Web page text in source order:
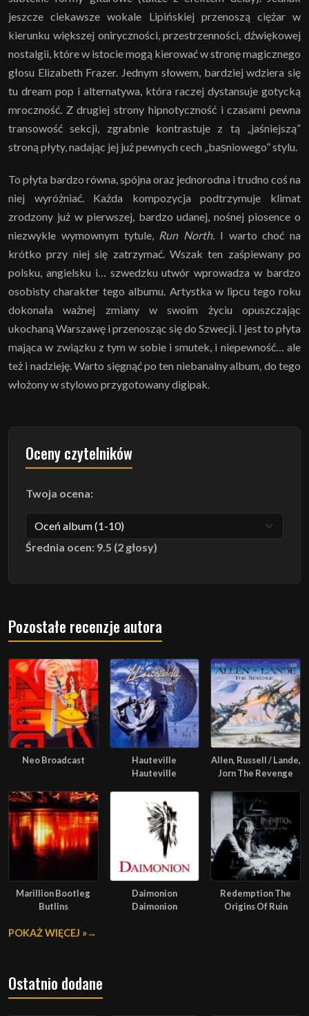
jeszcze ciekawsze wokale Lipińskiej przenoszą ciężar w
kierunku większej oniryczności, przestrzenności, dźwiękowej
nostalgii, które w istocie mogą kierować w stronę magicznego
głosu Elizabeth Frazer. Jednym słowem, bardziej wdziera się
tu dream pop i alternatywa, która raczej dystansuje gotycką
mroczność. Z drugiej strony hipnotyczność i czasami pewna
transowość sekcji, zgrabnie kontrastuje z tą „jaśniejszą”
stroną płyty, nadając jej już pewnych cech „baṣniowego” stylu.
To płyta bardzo równa, spójna oraz jednorodna i trudno coś na
niej wyróżniać. Każda kompozycja podtrzymuje klimat
zrodzony już w pierwszej, bardzo udanej, nośnej piosence o
niezwykle wymownym tytule, Run North. I warto choć na
krótko przy niej się zatrzymać. Wszak ten zaśpiewany po
polsku, angielsku i… szwedzku utwór wprowadza w bardzo
osobisty charakter tego albumu. Artystka w lipcu tego roku
dokonała ważnej zmiany w swoim życiu opuszczając
ukochaną Warszawę i przenosząc się do Szwecji. I jest to płyta
mająca w związku z tym w sobie i smutek, i niepewność… ale
też i nadzieję. Warto sięgnąć po ten niebanalny album, do tego
włożony w stylowo przygotowany digipak.
Oceny czytelników
Twoja ocena:
Średnia ocen: 9.5 (2 głosy)
Pozostałe recenzje autora
Neo Broadcast
Hauteville
Hauteville
Allen, Russell / Lande,
Jorn The Revenge
Marillion Bootleg
Butlins
Daimonion
Daimonion
Redemption The
Origins Of Ruin
POKAŻ WIĘCEJ »
Ostatnio dodane